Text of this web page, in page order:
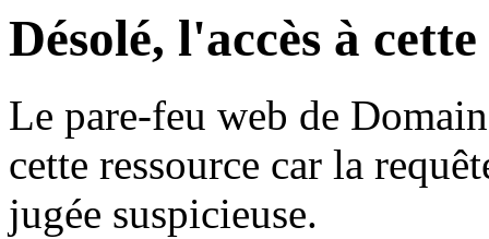
Désolé, l'accès à
Le pare-feu web de
cette ressource car la
jugée suspicieuse.